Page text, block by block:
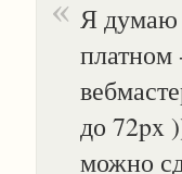
Я думаю
платном
до 72px
можно